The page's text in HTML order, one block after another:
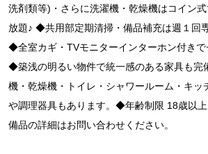
洗剤類等)・さらに洗濯機・乾燥機はコイン
放題♪ ◆共用部定期清掃・備品補充は週１回
◆全室カギ・TVモニターインターホン付きで
◆築浅の明るい物件で統一感のある家具も
機・乾燥機・トイレ・シャワールーム・キッ
や調理器具もあります。◆年齢制限 18歳以
備品の詳細はお問い合わせください。